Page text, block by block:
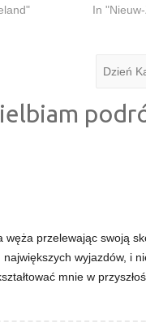
In
Dzień
przelewając swoją
wyjazdów, i
mnie w